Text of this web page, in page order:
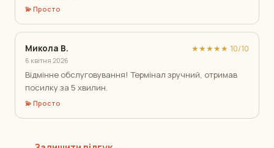
💫 Просто
Микола В.
6 квітня 2026
★★★★★ 10/10
Відмінне обслуговування! Термінал зручний, отримав
посилку за 5 хвилин.
💫 Просто